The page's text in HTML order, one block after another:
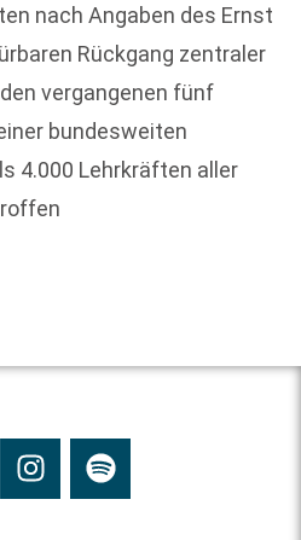
nach Angaben des Ernst
Rückgang zentraler
vergangenen fünf
bundesweiten
4.000 Lehrkräften aller